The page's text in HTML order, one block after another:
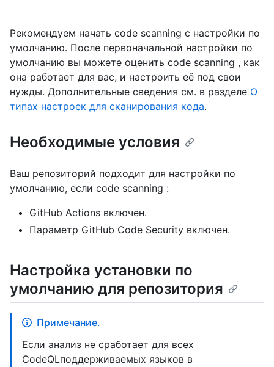
Рекомендуем начать code scanning с настройки по
умолчанию. После первоначальной настройки по
умолчанию вы можете оценить code scanning , как
она работает для вас, и настроить её под свои
нужды. Дополнительные сведения см. в разделе О
типах настроек для сканирования кода.
Необходимые условия
Ваш репозиторий подходит для настройки по
умолчанию, если code scanning :
GitHub Actions включен.
Параметр GitHub Code Security включен.
Настройка установки по
умолчанию для репозитория
Примечание.
Если анализ не сработает для всех
CodeQLподдерживаемых языков в